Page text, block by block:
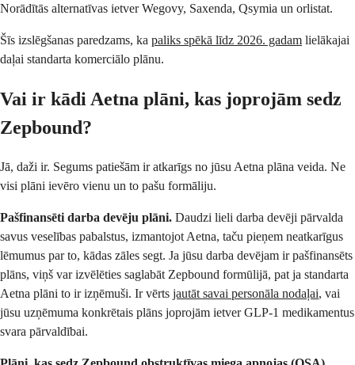
Norādītās alternatīvas ietver Wegovy, Saxenda, Qsymia un orlistat.
Šīs izslēgšanas paredzams, ka paliks spēkā līdz 2026. gadam lielākajai
daļai standarta komerciālo plānu.
Vai ir kādi Aetna plāni, kas joprojām sedz
Zepbound?
Jā, daži ir. Segums patiešām ir atkarīgs no jūsu Aetna plāna veida. Ne
visi plāni ievēro vienu un to pašu formāliju.
Pašfinansēti darba devēju plāni. Daudzi lieli darba devēji pārvalda
savus veselības pabalstus, izmantojot Aetna, taču pieņem neatkarīgus
lēmumus par to, kādas zāles segt. Ja jūsu darba devējam ir pašfinansēts
plāns, viņš var izvēlēties saglabāt Zepbound formūlijā, pat ja standarta
Aetna plāni to ir izņēmuši. Ir vērts jautāt savai personāla nodaļai, vai
jūsu uzņēmuma konkrētais plāns joprojām ietver GLP-1 medikamentus
svara pārvaldībai.